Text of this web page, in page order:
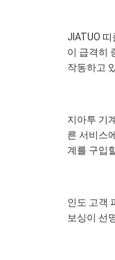
JIATUO
이 급격히
작동하고
지아투 기
른 서비스
계를 구입
인도 고객
보싱이 선